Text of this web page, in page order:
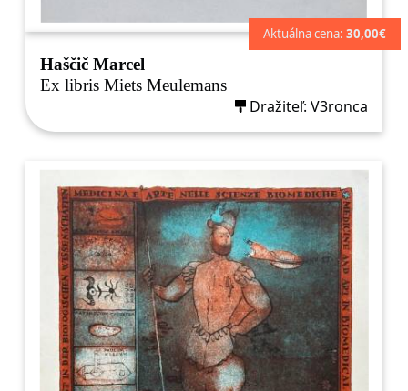
Aktuálna cena: 30,00€
Haščič Marcel
Ex libris Miets Meulemans
Dražiteľ: V3ronca